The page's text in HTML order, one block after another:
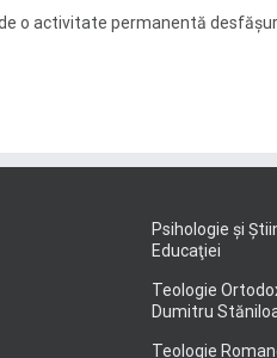
o activitate permanentă
Psihologie şi
Educaţiei
Teologie
Dumitru
Teologie